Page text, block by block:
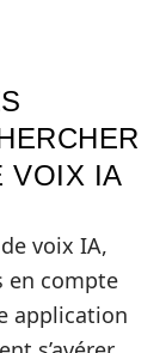
VOIX IA
voix IA,
en compte
application